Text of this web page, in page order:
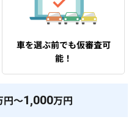
車を選ぶ前でも仮審査可
能！
円～1,000万円